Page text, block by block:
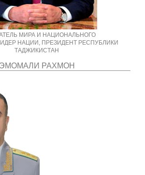
МИРА И НАЦИОНАЛЬНОГО
НАЦИИ, ПРЕЗИДЕНТ РЕСПУБЛИКИ
ТАДЖИКИСТАН
ЭМОМАЛИ РАХМОН